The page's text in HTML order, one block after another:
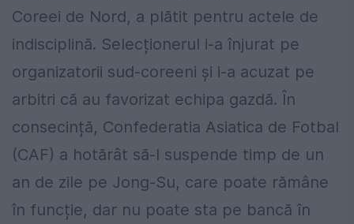
Coreei de Nord, a plătit pentru actele de
indisciplină. Selecționerul i-a înjurat pe
organizatorii sud-coreeni și i-a acuzat pe
arbitri că au favorizat echipa gazdă. În
consecință, Confederatia Asiatica de Fotbal
(CAF) a hotărât să-l suspende timp de un
an de zile pe Jong-Su, care poate rămâne
în funcție, dar nu poate sta pe bancă în